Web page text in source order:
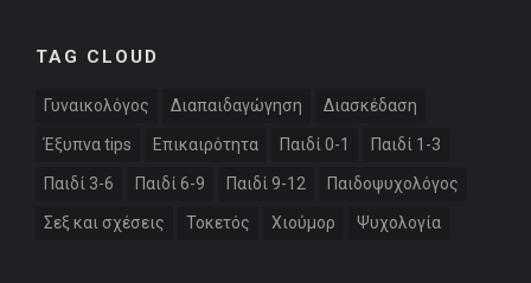
TAG CLOUD
Γυναικολόγος Διαπαιδαγώγηση Διασκέδαση
Έξυπνα tips Επικαιρότητα Παιδί 0-1 Παιδί 1-3
Παιδί 3-6 Παιδί 6-9 Παιδί 9-12 Παιδοψυχολόγος
Σεξ και σχέσεις Τοκετός Χιούμορ Ψυχολογία